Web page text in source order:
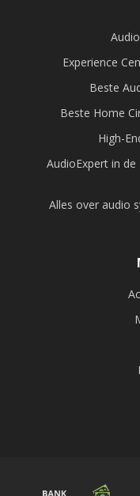
Experience
Beste
Beste Home
High-
AudioExpert in
Alles over audio